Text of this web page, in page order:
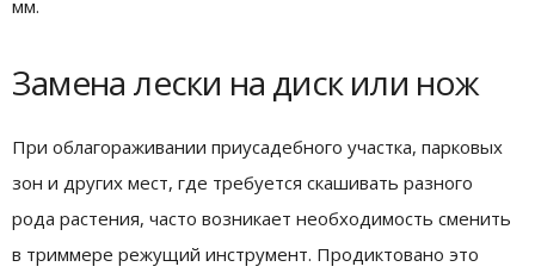
мм.
Замена лески на диск или нож
При облагораживании приусадебного участка, парковых
зон и других мест, где требуется скашивать разного
рода растения, часто возникает необходимость сменить
в триммере режущий инструмент. Продиктовано это